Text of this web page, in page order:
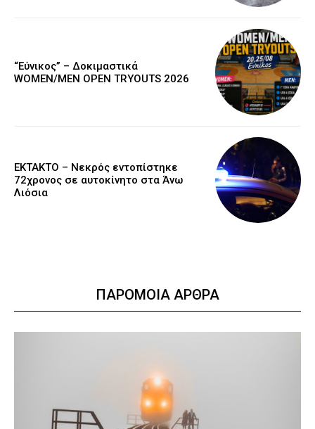
“Εύνικος” – Δοκιμαστικά
WOMEN/MEN OPEN TRYOUTS 2026
EKTAKTO – Νεκρός εντοπίστηκε
72χρονος σε αυτοκίνητο στα Άνω
Λιόσια
ΠΑΡΟΜΟΙΑ ΑΡΘΡΑ